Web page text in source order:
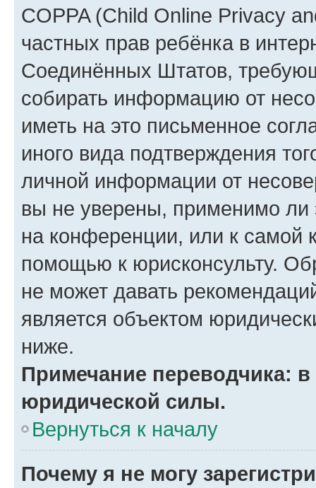
COPPA (Child Online Privacy
частных прав ребёнка в
Соединённых Штатов,
собирать информацию от
иметь на это письменное
иного вида подтверждения
личной информации от
вы не уверены, применимо ли
на конференции, или к самой
помощью к юрисконсульту.
не может давать
является объектом
ниже.
Примечание переводчика:
юридической силы.
Вернуться к началу
Почему я не могу